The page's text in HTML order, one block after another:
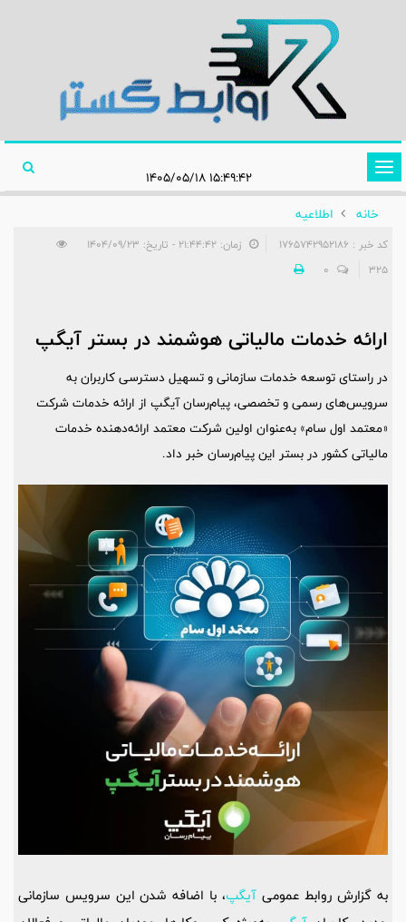
تغییر
وضعیت
ناوبری
خانه
اطلاعیه‌
کد خبر : 1765742952186
زمان: ۲۱:۴۴:۴۲ - تاریخ: ۱۴۰۴/۰۹/۲۳
325
0
ارائه خدمات مالیاتی هوشمند در بستر آیگپ
در راستای توسعه خدمات سازمانی و تسهیل دسترسی کاربران به
سرویس‌های رسمی و تخصصی، پیام‌رسان آیگپ از ارائه خدمات شرکت
«معتمد اول سام» به‌عنوان اولین شرکت معتمد ارائه‌دهنده خدمات
مالیاتی کشور در بستر این پیام‌رسان خبر داد.
به گزارش روابط عمومیآیگپ، با اضافه شدن این سرویس سازمانی